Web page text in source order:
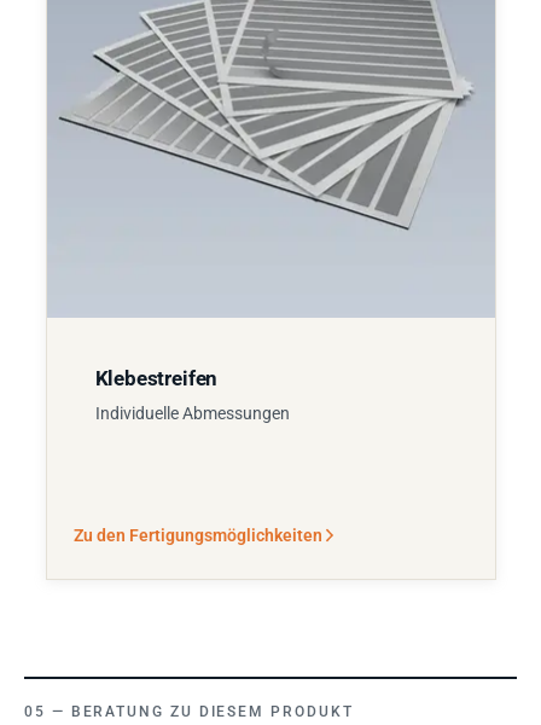
Klebestreifen
Individuelle Abmessungen
Zu den Fertigungsmöglichkeiten
BERATUNG ZU DIESEM PRODUKT